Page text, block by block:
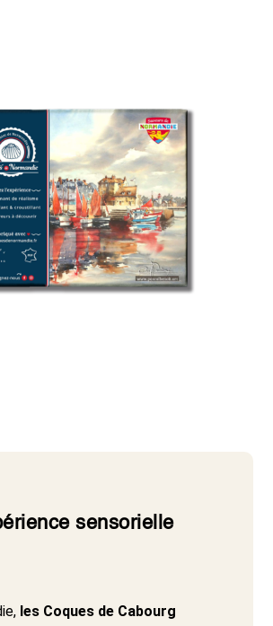
sensorielle
les Coques de Cabourg